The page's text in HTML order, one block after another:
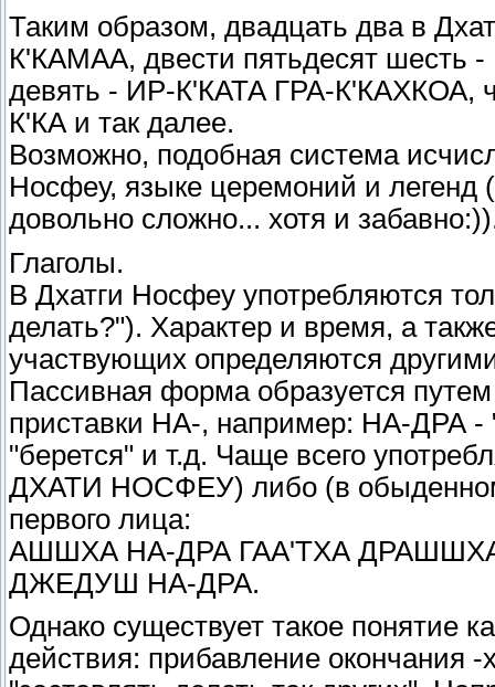
Таким образом, двадцать два в
К'КАМАА, двести пятьдесят шесть
девять - ИР-К'КАТА ГРА-К'КАХКОА,
К'КА и так далее.
Возможно, подобная система
Носфеу, языке церемоний и легенд
довольно сложно... хотя и
Глаголы.
В Дхатги Носфеу употребляются
делать?"). Характер и время, а
участвующих определяются
Пассивная форма образуется
приставки НА-, например: НА-ДРА
"берется" и т.д. Чаще всего
ДХАТИ НОСФЕУ) либо (в
первого лица:
АШШХА НА-ДРА ГАА'ТХА
ДЖЕДУШ НА-ДРА.
Однако существует такое понятие
действия: прибавление окончания